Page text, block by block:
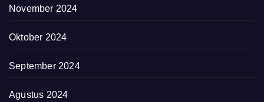
November 2024
Oktober 2024
September 2024
Agustus 2024